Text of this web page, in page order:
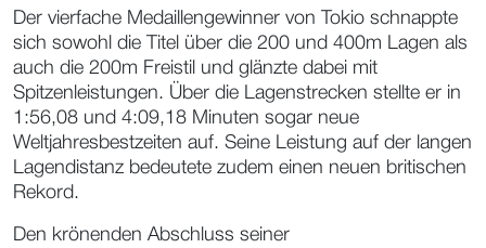
Der vierfache Medaillengewinner von Tokio schnappte
sich sowohl die Titel über die 200 und 400m Lagen als
auch die 200m Freistil und glänzte dabei mit
Spitzenleistungen. Über die Lagenstrecken stellte er in
1:56,08 und 4:09,18 Minuten sogar neue
Weltjahresbestzeiten auf. Seine Leistung auf der langen
Lagendistanz bedeutete zudem einen neuen britischen
Rekord.
Den krönenden Abschluss seiner